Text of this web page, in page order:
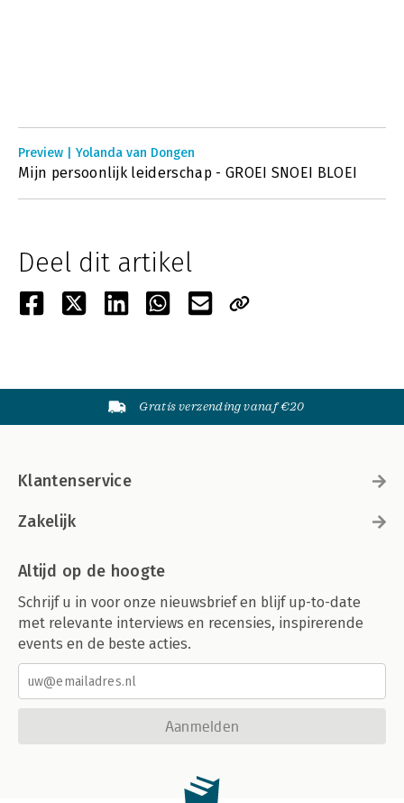
Preview | Yolanda van Dongen
Mijn persoonlijk leiderschap - GROEI SNOEI BLOEI
Deel dit artikel
Gratis verzending vanaf €20
Klantenservice
Zakelijk
Altijd op de hoogte
Schrijf u in voor onze nieuwsbrief en blijf up-to-date
met relevante interviews en recensies, inspirerende
events en de beste acties.
Aanmelden